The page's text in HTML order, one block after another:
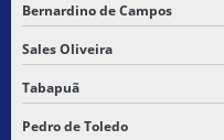
Bernardino de Campos
Sales Oliveira
Tabapuã
Pedro de Toledo